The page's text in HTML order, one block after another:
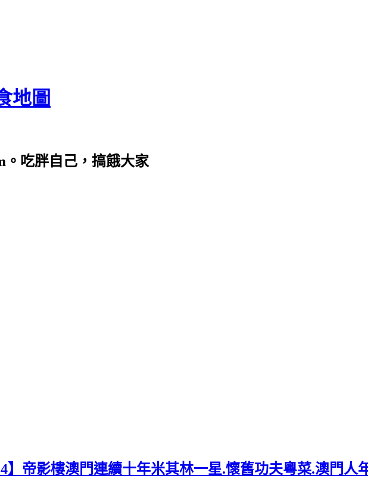
地圖
。吃胖自己，搞餓大家
】帝影樓澳門連續十年米其林一星.懷舊功夫粵菜.澳門人